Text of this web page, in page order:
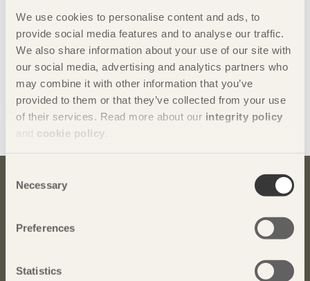
We use cookies to personalise content and ads, to
provide social media features and to analyse our traffic.
We also share information about your use of our site with
our social media, advertising and analytics partners who
may combine it with other information that you’ve
provided to them or that they’ve collected from your use
of their services. Read more about our integrity policy
and cookie policy
Selection
Necessary
Preferences
Statistics
Dela denna sida:
Bli inspirerad och lär dig mer om trä
Anmäl dig här för att få information om publikationer,
seminarier och Svenskt Träs nyhetsbrev
Trä.